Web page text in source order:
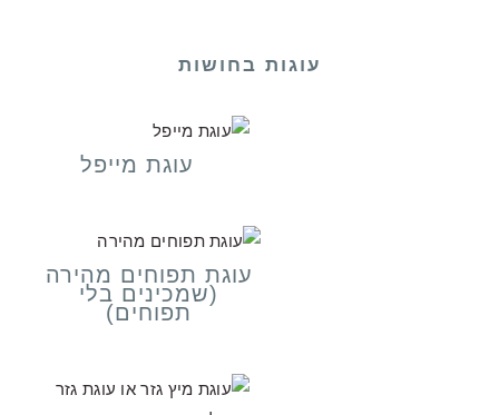
עוגות בחושות
עוגת מייפל
עוגת תפוחים מהירה
(שמכינים בלי
תפוחים)